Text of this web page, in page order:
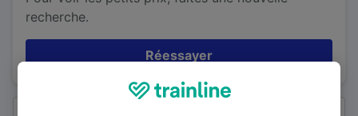
recherche.
Réessayer